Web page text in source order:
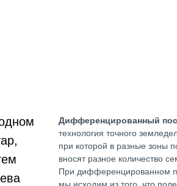
Дифференцированный
технология точного
при которой в разные зоны
вносят разное количество
При дифференцированном